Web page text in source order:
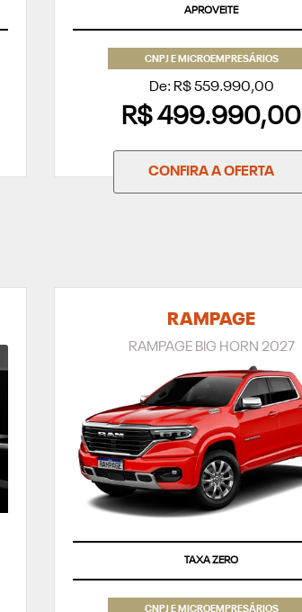
APROVEITE
CNPJ E MICROEMPRESÁRIOS
De: R$ 559.990,00
R$ 499.990,00
CONFIRA A OFERTA
RAMPAGE
RAMPAGE BIG HORN 2027
APROVEITE